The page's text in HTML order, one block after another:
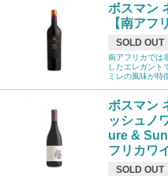
ボスマン
【南アフ
SOLD OUT
南アフリカでは
したエレガント
ミレの風味が特
ボスマン
ッシュノ
ure &
フリカワ
SOLD OUT